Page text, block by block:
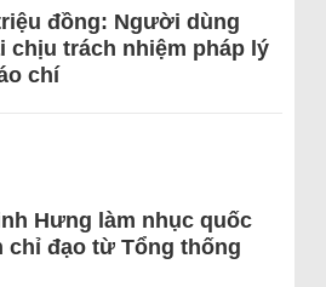
đồng: Người dùng
chịu trách nhiệm pháp lý
chí
Hưng làm nhục quốc
chỉ đạo từ Tổng thống